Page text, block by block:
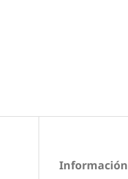
Información